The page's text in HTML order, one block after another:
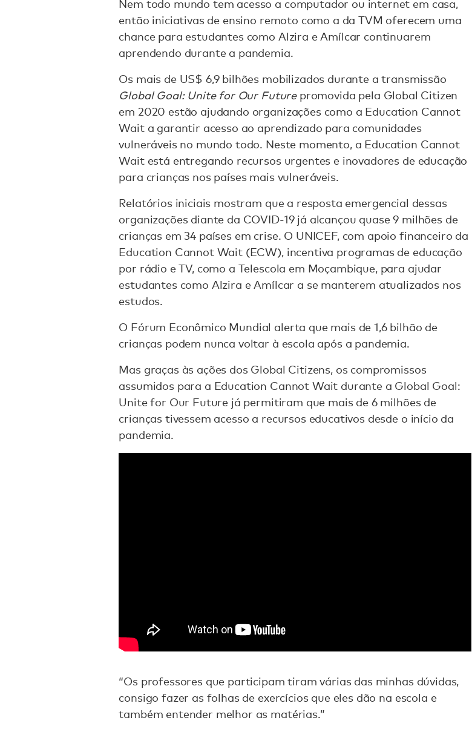
Nem todo mundo tem acesso a computador ou internet em casa,
então iniciativas de ensino remoto como a da TVM oferecem uma
chance para estudantes como Alzira e Amílcar continuarem
aprendendo durante a pandemia.
Os mais de US$ 6,9 bilhões mobilizados durante a transmissão
Global Goal: Unite for Our Futurepromovida pela Global Citizen
em 2020 estão ajudando organizações como a Education Cannot
Wait a garantir acesso ao aprendizado para comunidades
vulneráveis no mundo todo. Neste momento, a Education Cannot
Wait está entregando recursos urgentes e inovadores de educação
para crianças nos países mais vulneráveis.
Relatórios iniciais mostram que a resposta emergencial dessas
organizações diante da COVID-19 já alcançou quase 9 milhões de
crianças em 34 países em crise. O UNICEF, com apoio financeiro da
Education Cannot Wait (ECW), incentiva programas de educação
por rádio e TV, como a Telescola em Moçambique, para ajudar
estudantes como Alzira e Amílcar a se manterem atualizados nos
estudos.
O Fórum Econômico Mundial alerta que mais de 1,6 bilhão de
crianças podem nunca voltar à escola após a pandemia.
Mas graças às ações dos Global Citizens, os compromissos
assumidos para a Education Cannot Wait durante a Global Goal:
Unite for Our Future já permitiram que mais de 6 milhões de
crianças tivessem acesso a recursos educativos desde o início da
pandemia.
“Os professores que participam tiram várias das minhas dúvidas,
consigo fazer as folhas de exercícios que eles dão na escola e
também entender melhor as matérias.”